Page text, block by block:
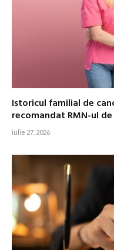
Istoricul familial de
recomandat RMN-ul de
iulie 27, 2026